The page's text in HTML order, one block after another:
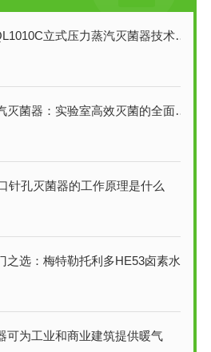
立式压力蒸汽灭菌器技术解析
器：实验室高效灭菌的全面解决方案
针孔灭菌器的工作原理是什么
梅特勒托利多HE53卤素水分测定仪技术解析
可为工业和商业建筑提供暖气